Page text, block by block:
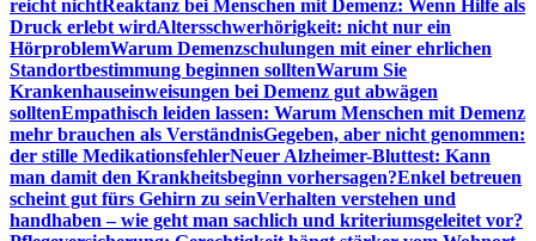
reicht nichtReaktanz bei Menschen mit Demenz: Wenn Hilfe als
Druck erlebt wirdAltersschwerhörigkeit: nicht nur ein
HörproblemWarum Demenzschulungen mit einer ehrlichen
Standortbestimmung beginnen solltenWarum Sie
Krankenhauseinweisungen bei Demenz gut abwägen
solltenEmpathisch leiden lassen: Warum Menschen mit Demenz
mehr brauchen als VerständnisGegeben, aber nicht genommen:
der stille MedikationsfehlerNeuer Alzheimer-Bluttest: Kann
man damit den Krankheitsbeginn vorhersagen?Enkel betreuen
scheint gut fürs Gehirn zu seinVerhalten verstehen und
handhaben – wie geht man sachlich und kriteriumsgeleitet vor?